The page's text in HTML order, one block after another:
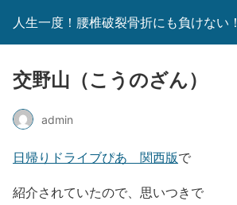
人生一度！腰椎破裂骨折にも負けない！
交野山（こうのざん）
admin
日帰りドライブぴあ 関西版で
紹介されていたので、思いつきで